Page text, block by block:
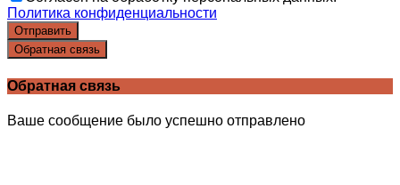
Политика конфиденциальности
Отправить
Обратная связь
Обратная связь
Ваше сообщение было успешно отправлено